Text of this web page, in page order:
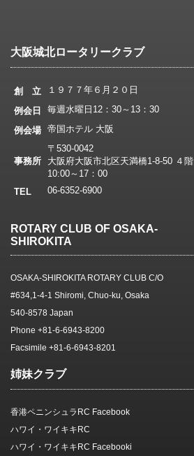
大阪城北ロータリークラブ
創 立
１９７７年６月２０日
例会日
毎週水曜日12：30～13：30
例会場 帝国ホテル 大阪
事務所
〒530-0042
大阪府大阪市北区天満橋1-8-50 ４階
10:00～17：00
TEL
06-6352-6900
ROTARY CLUB OF OSAKA-
SHIROKITA
OSAKA-SHIROKITA ROTARY CLUB C/O
#634,1-4-1 Shiromi, Chuo-ku, Osaka
540-8578 Japan
Phone +81-6-6943-8200
Facsimile +81-6-6943-8201
姉妹クラブ
香港ペニンシュラRC Facebook
ハワイ・ワイキキRC
ハワイ・ワイキキRC Facebooki